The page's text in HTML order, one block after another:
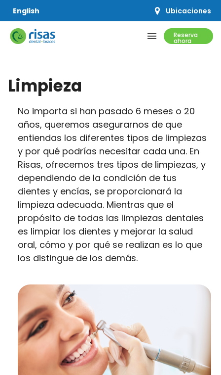
English Ubicaciones
menu Reserva
ahora
SERVICIOS
RECURSOS
QUIÉNES SOMOS
CONCERTAR UNA CITA
Limpieza
No importa si han pasado 6 meses o 20
años, queremos asegurarnos de que
entiendas los diferentes tipos de limpiezas
y por qué podrías necesitar cada una. En
Risas, ofrecemos tres tipos de limpiezas, y
dependiendo de la condición de tus
dientes y encías, se proporcionará la
limpieza adecuada. Mientras que el
propósito de todas las limpiezas dentales
es limpiar los dientes y mejorar la salud
oral, cómo y por qué se realizan es lo que
los distingue de los demás.